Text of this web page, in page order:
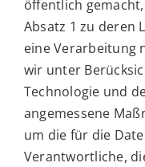
öffentlich
Absatz 1 zu deren
eine Verarbeitung
wir unter
Technologie und
angemessene
um die für die
Verantwortliche,